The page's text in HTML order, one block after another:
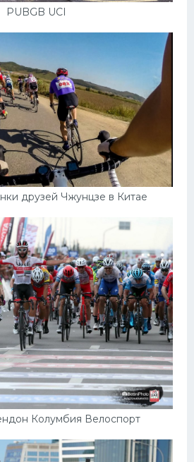
PUBGB UCI
друзей Чжунцзе в Китае
Колумбия Велоспорт